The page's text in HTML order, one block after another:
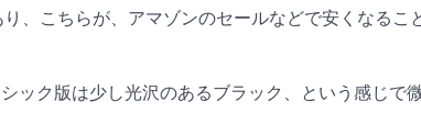
り、こちらが、アマゾンのセールなどで安くなるこ
ク版は少し光沢のあるブラック、という感じで